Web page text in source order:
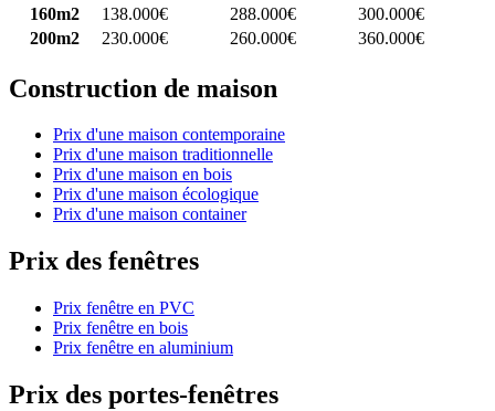
160m2
138.000€ 288.000€
300.000€
200m2
230.000€ 260.000€ 360.000€
Construction de maison
Prix d'une maison contemporaine
Prix d'une maison traditionnelle
Prix d'une maison en bois
Prix d'une maison écologique
Prix d'une maison container
Prix des fenêtres
Prix fenêtre en PVC
Prix fenêtre en bois
Prix fenêtre en aluminium
Prix des portes-fenêtres